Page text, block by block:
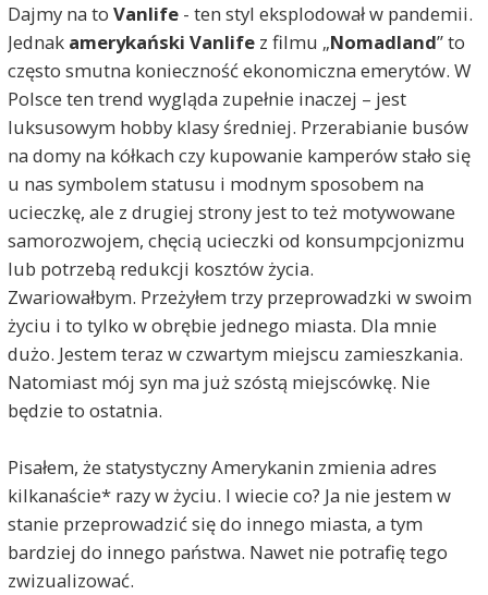
Dajmy na to Vanlife- ten styl eksplodował w pandemii.
Jednak amerykański Vanlifez filmu „Nomadland” to
często smutna konieczność ekonomiczna emerytów. W
Polsce ten trend wygląda zupełnie inaczej – jest
luksusowym hobby klasy średniej. Przerabianie busów
na domy na kółkach czy kupowanie kamperów stało się
u nas symbolem statusu i modnym sposobem na
ucieczkę, ale z drugiej strony jest to też motywowane
samorozwojem, chęcią ucieczki od konsumpcjonizmu
lub potrzebą redukcji kosztów życia.
Zwariowałbym. Przeżyłem trzy przeprowadzki w swoim
życiu i to tylko w obrębie jednego miasta. Dla mnie
dużo. Jestem teraz w czwartym miejscu zamieszkania.
Natomiast mój syn ma już szóstą miejscówkę. Nie
będzie to ostatnia.
Pisałem, że statystyczny Amerykanin zmienia adres
kilkanaście* razy w życiu. I wiecie co? Ja nie jestem w
stanie przeprowadzić się do innego miasta, a tym
bardziej do innego państwa. Nawet nie potrafię tego
zwizualizować.